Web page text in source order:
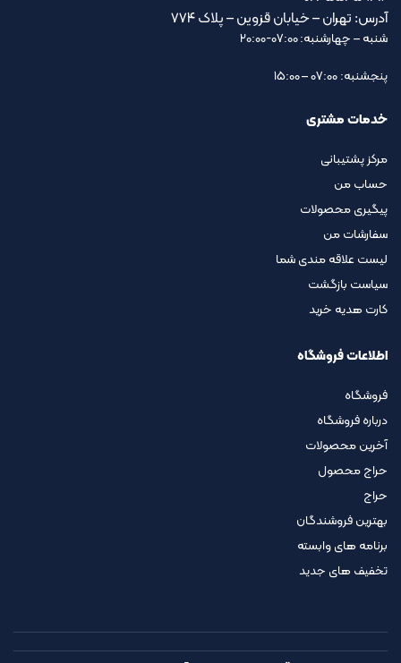
آدرس: تهران – خیابان قزوین – پلاک ۷۷۴
شنبه – چهارشنبه: 07:00-20:00
پنجشنبه: 07:00 – 15:00
خدمات مشتری
مرکز پشتیبانی
حساب من
پیگیری محصولات
سفارشات من
لیست علاقه مندی شما
سیاست بازگشت
کارت هدیه خرید
اطلاعات فروشگاه
فروشگاه
درباره فروشگاه
آخرین محصولات
حراج محصول
حراج
بهترین فروشندگان
برنامه های وابسته
تخفیف های جدید